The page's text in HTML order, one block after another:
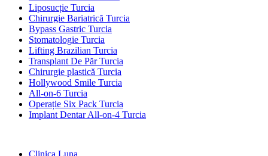
Liposucție Turcia
Chirurgie Bariatrică Turcia
Bypass Gastric Turcia
Stomatologie Turcia
Lifting Brazilian Turcia
Transplant De Păr Turcia
Chirurgie plastică Turcia
Hollywood Smile Turcia
All-on-6 Turcia
Operație Six Pack Turcia
Implant Dentar All-on-4 Turcia
Clinica Luna